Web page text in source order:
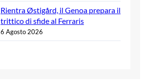
Rientra Østigård, il Genoa prepara il
trittico di sfide al Ferraris
6 Agosto 2026